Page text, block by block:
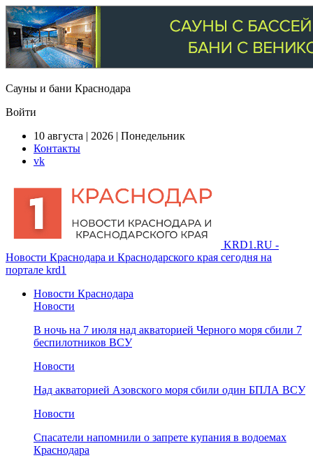
Сауны и бани Краснодара
Войти
10 августа | 2026 | Понедельник
Контакты
vk
KRD1.RU -
Новости Краснодара и Краснодарского края сегодня на
портале krd1
Новости Краснодара
Новости
В ночь на 7 июля над акваторией Черного моря сбили 7
беспилотников ВСУ
Новости
Над акваторией Азовского моря сбили один БПЛА ВСУ
Новости
Спасатели напомнили о запрете купания в водоемах
Краснодара